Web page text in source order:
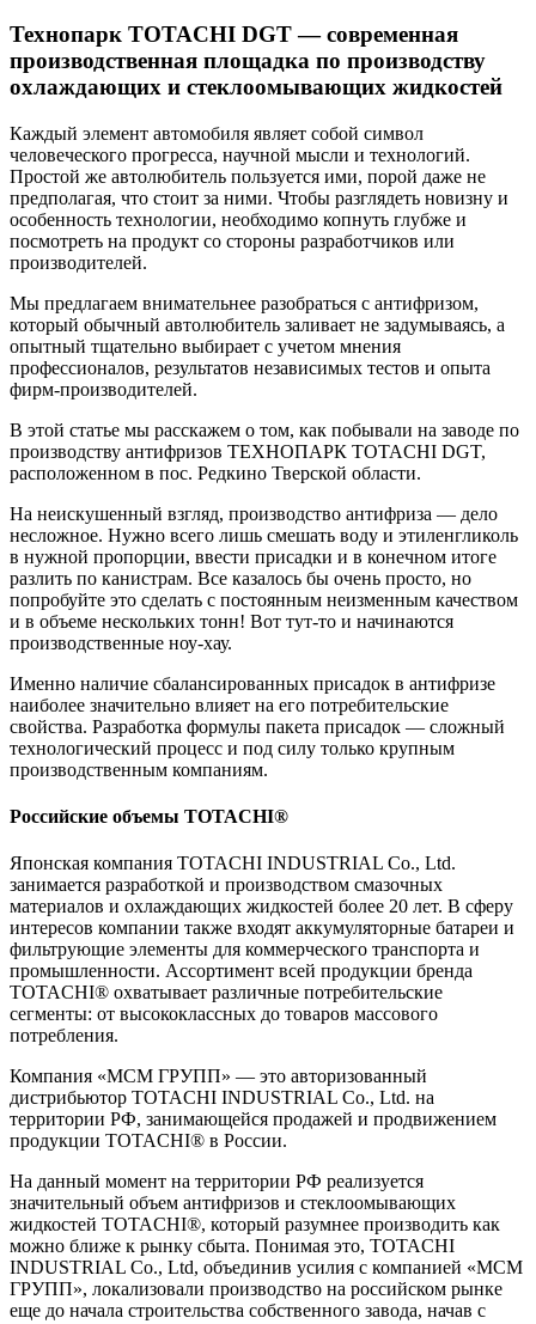
Технопарк ТOTACHI DGT — современная
производственная площадка по производству
охлаждающих и стеклоомывающих жидкостей
Каждый элемент автомобиля являет собой символ
человеческого прогресса, научной мысли и технологий.
Простой же автолюбитель пользуется ими, порой даже не
предполагая, что стоит за ними. Чтобы разглядеть новизну и
особенность технологии, необходимо копнуть глубже и
посмотреть на продукт со стороны разработчиков или
производителей.
Мы предлагаем внимательнее разобраться с антифризом,
который обычный автолюбитель заливает не задумываясь, а
опытный тщательно выбирает с учетом мнения
профессионалов, результатов независимых тестов и опыта
фирм-производителей.
В этой статье мы расскажем о том, как побывали на заводе по
производству антифризов ТЕХНОПАРК ТOTACHI DGT,
расположенном в пос. Редкино Тверской области.
На неискушенный взгляд, производство антифриза — дело
несложное. Нужно всего лишь смешать воду и этиленгликоль
в нужной пропорции, ввести присадки и в конечном итоге
разлить по канистрам. Все казалось бы очень просто, но
попробуйте это сделать с постоянным неизменным качеством
и в объеме нескольких тонн! Вот тут-то и начинаются
производственные ноу-хау.
Именно наличие сбалансированных присадок в антифризе
наиболее значительно влияет на его потребительские
свойства. Разработка формулы пакета присадок — сложный
технологический процесс и под силу только крупным
производственным компаниям.
Российские объемы TOTACHI®
Японская компания TOTACHI INDUSTRIAL Co., Ltd.
занимается разработкой и производством смазочных
материалов и охлаждающих жидкостей более 20 лет. В сферу
интересов компании также входят аккумуляторные батареи и
фильтрующие элементы для коммерческого транспорта и
промышленности. Ассортимент всей продукции бренда
TOTACHI® охватывает различные потребительские
сегменты: от высококлассных до товаров массового
потребления.
Компания «МСМ ГРУПП» — это авторизованный
дистрибьютор TOTACHI INDUSTRIAL Co., Ltd. на
территории РФ, занимающейся продажей и продвижением
продукции TOTACHI® в России.
На данный момент на территории РФ реализуется
значительный объем антифризов и стеклоомывающих
жидкостей TOTACHI®, который разумнее производить как
можно ближе к рынку сбыта. Понимая это, TOTACHI
INDUSTRIAL Co., Ltd, объединив усилия с компанией «МСМ
ГРУПП», локализовали производство на российском рынке
еще до начала строительства собственного завода, начав с